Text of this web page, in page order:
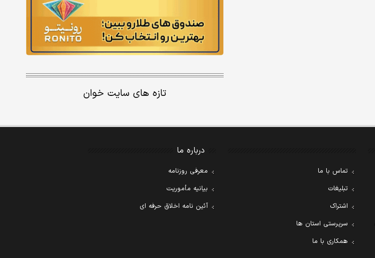
تازه های سایت خوان
تماس با ما
تبلیغات
اشتراک
سرپرستی استان ها
همکاری با ما
درباره ما
معرفی روزنامه
بیانیه مأموریت
آئین نامه اخلاق حرفه ای